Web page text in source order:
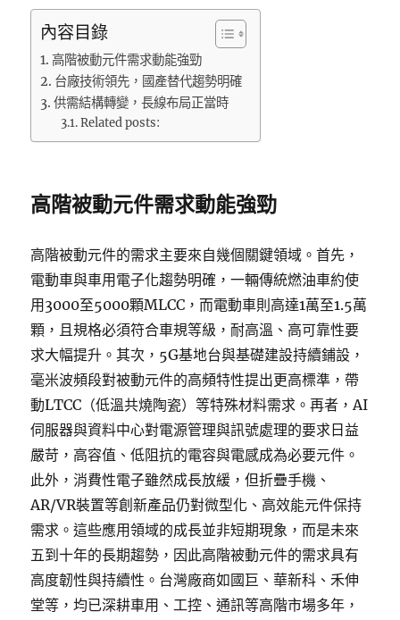
內容目錄
高階被動元件需求動能強勁
台廠技術領先，國產替代趨勢明確
供需結構轉變，長線布局正當時
Related posts:
高階被動元件需求動能強勁
高階被動元件的需求主要來自幾個關鍵領域。首先，
電動車與車用電子化趨勢明確，一輛傳統燃油車約使
用3000至5000顆MLCC，而電動車則高達1萬至1.5萬
顆，且規格必須符合車規等級，耐高溫、高可靠性要
求大幅提升。其次，5G基地台與基礎建設持續鋪設，
毫米波頻段對被動元件的高頻特性提出更高標準，帶
動LTCC（低溫共燒陶瓷）等特殊材料需求。再者，AI
伺服器與資料中心對電源管理與訊號處理的要求日益
嚴苛，高容值、低阻抗的電容與電感成為必要元件。
此外，消費性電子雖然成長放緩，但折疊手機、
AR/VR裝置等創新產品仍對微型化、高效能元件保持
需求。這些應用領域的成長並非短期現象，而是未來
五到十年的長期趨勢，因此高階被動元件的需求具有
高度韌性與持續性。台灣廠商如國巨、華新科、禾伸
堂等，均已深耕車用、工控、通訊等高階市場多年，